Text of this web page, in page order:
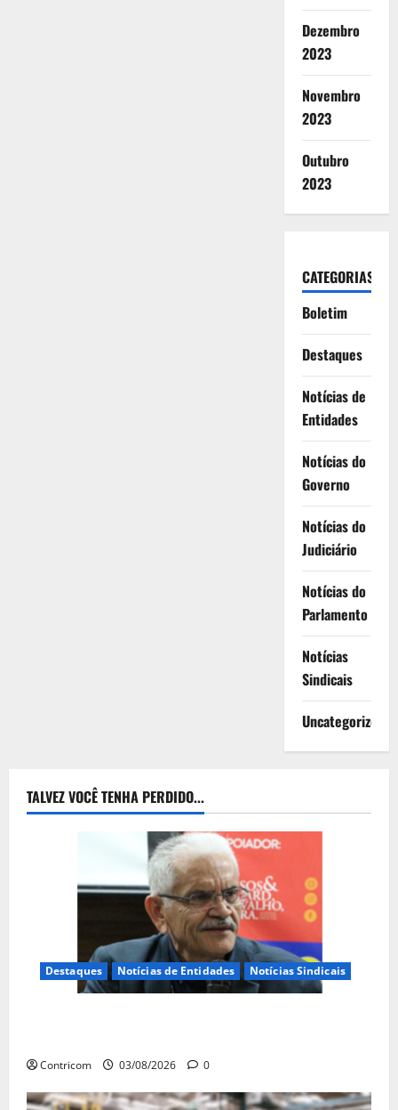
Dezembro
2023
Novembro
2023
Outubro
2023
CATEGORIAS
Boletim
Destaques
Notícias de
Entidades
Notícias do
Governo
Notícias do
Judiciário
Notícias do
Parlamento
Notícias
Sindicais
Uncategorized
TALVEZ VOCÊ TENHA PERDIDO...
Destaques Notícias de Entidades Notícias Sindicais
Contricom 03/08/2026 0